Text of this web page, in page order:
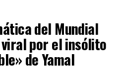
del Mundial
por el insólito
de Yamal